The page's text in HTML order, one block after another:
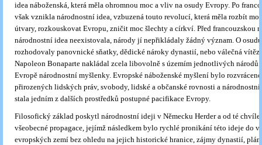
idea náboženská, která měla ohromnou moc a vliv na osudy Evropy. Po
však vznikla národnostní idea, vzbuzená touto revolucí, která měla rozbít
útvary, rozkouskovat Evropu, zničit moc šlechty a církví. Před francouzskou
národnostní idea neexistovala, národy jí nepřikládaly žádný význam. O
rozhodovaly panovnické sňatky, dědické nároky dynastií, nebo válečná
Napoleon Bonaparte nakládal zcela libovolně s územím jednotlivých národů
Evropě národnostní myšlenky. Evropské náboženské myšlení bylo
přirozených lidských práv, svobody, lidské a občanské rovnosti a národnostní
stala jedním z dalších prostředků postupné pacifikace Evropy.
Filosofický základ poskytl národnostní ideji v Německu Herder a od té chvíle
všeobecné propagace, jejímž následkem bylo rychlé pronikání této ideje do
evropských zemí bez ohledu na jejich historické hranice, zájmy dynastií,